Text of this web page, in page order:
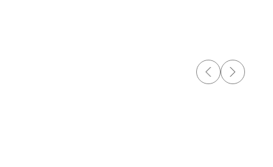
PREVIOUS
NEXT